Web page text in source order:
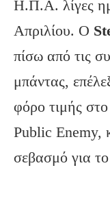
Η.Π.Α. λίγες
Απριλίου. Ο
πίσω από τις
μπάντας,
φόρο τιμής
Public Enemy,
σεβασμό για